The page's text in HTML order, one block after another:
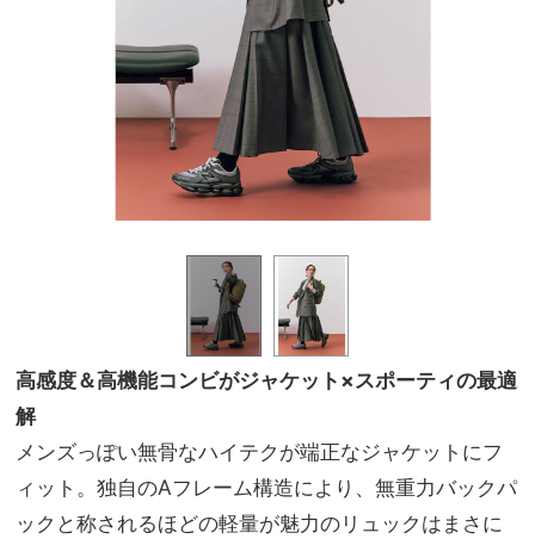
高感度＆高機能コンビがジャケット×スポーティの最適
解
メンズっぽい無骨なハイテクが端正なジャケットにフ
ィット。独自のAフレーム構造により、無重力バックパ
ックと称されるほどの軽量が魅力のリュックはまさに